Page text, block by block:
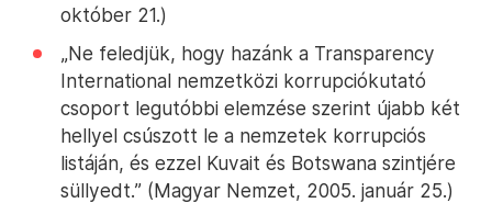
október 21.)
„Ne feledjük, hogy hazánk a Transparency
International nemzetközi korrupciókutató
csoport legutóbbi elemzése szerint újabb két
hellyel csúszott le a nemzetek korrupciós
listáján, és ezzel Kuvait és Botswana szintjére
süllyedt.” (Magyar Nemzet, 2005. január 25.)